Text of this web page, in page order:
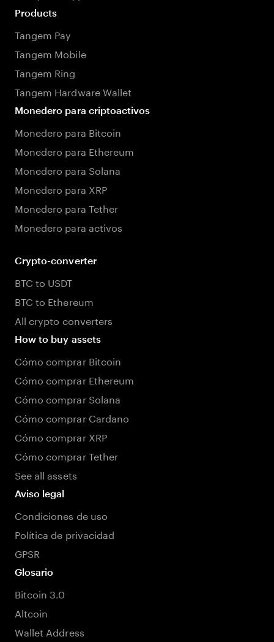
Products
Tangem Pay
Tangem Mobile
Tangem Ring
Tangem Hardware Wallet
Monedero para criptoactivos
Monedero para Bitcoin
Monedero para Ethereum
Monedero para Solana
Monedero para XRP
Monedero para Tether
Monedero para activos
Crypto-converter
BTC to USDT
BTC to Ethereum
All crypto converters
How to buy assets
Cómo comprar Bitcoin
Cómo comprar Ethereum
Cómo comprar Solana
Cómo comprar Cardano
Cómo comprar XRP
Cómo comprar Tether
See all assets
Aviso legal
Condiciones de uso
Política de privacidad
GPSR
Glosario
Bitcoin 3.0
Altcoin
Wallet Address